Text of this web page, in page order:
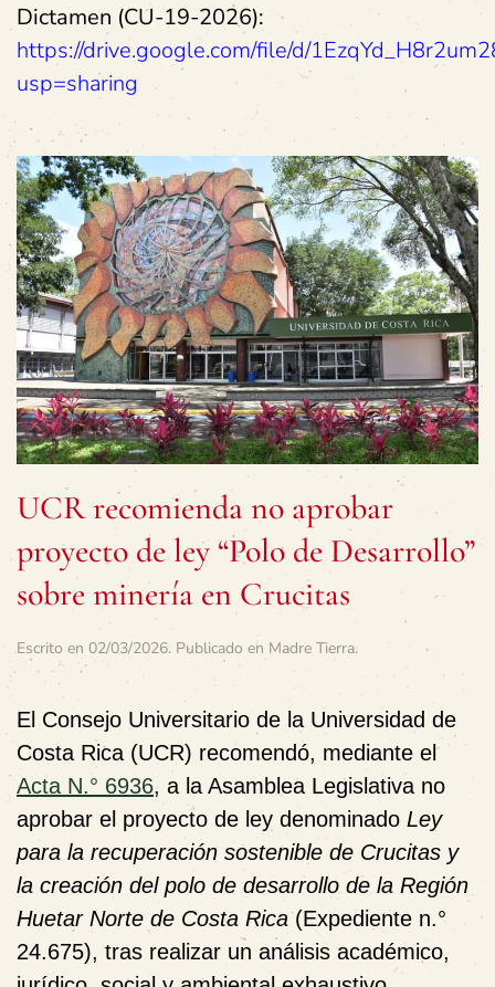
Dictamen (CU-19-2026):
https://drive.google.com/file/d/
usp=sharing
UCR recomienda no aprobar
proyecto de ley “Polo de Desarrollo”
sobre minería en Crucitas
Escrito en 02/03/2026. Publicado en Madre Tierra.
El Consejo Universitario de la Universidad de
Costa Rica (UCR) recomendó, mediante el
Acta N.° 6936, a la Asamblea Legislativa no
aprobar el proyecto de ley denominado Ley
para la recuperación sostenible de Crucitas y
la creación del polo de desarrollo de la Región
Huetar Norte de Costa Rica(Expediente n.°
24.675), tras realizar un análisis académico,